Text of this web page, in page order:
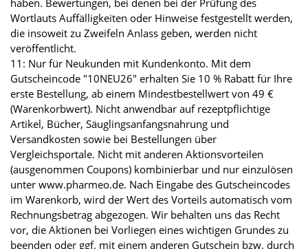
Wortlauts Auffälligkeiten oder Hinweise festgestellt werden,
die insoweit zu Zweifeln Anlass geben, werden nicht
veröffentlicht.
11: Nur für Neukunden mit Kundenkonto. Mit dem
Gutscheincode "10NEU26" erhalten Sie 10 % Rabatt für Ihre
erste Bestellung, ab einem Mindestbestellwert von 49 €
(Warenkorbwert). Nicht anwendbar auf rezeptpflichtige
Artikel, Bücher, Säuglingsanfangsnahrung und
Versandkosten sowie bei Bestellungen über
Vergleichsportale. Nicht mit anderen Aktionsvorteilen
(ausgenommen Coupons) kombinierbar und nur einzulösen
unter www.pharmeo.de. Nach Eingabe des Gutscheincodes
im Warenkorb, wird der Wert des Vorteils automatisch vom
Rechnungsbetrag abgezogen. Wir behalten uns das Recht
vor, die Aktionen bei Vorliegen eines wichtigen Grundes zu
beenden oder ggf. mit einem anderen Gutschein bzw. durch